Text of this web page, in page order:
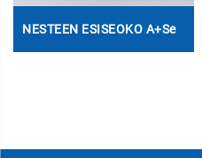
NESTEEN ESISEOKO A+Se